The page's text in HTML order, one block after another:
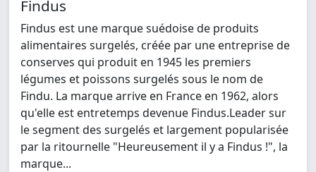
Findus
Findus est une marque suédoise de produits
alimentaires surgelés, créée par une entreprise de
conserves qui produit en 1945 les premiers
légumes et poissons surgelés sous le nom de
Findu. La marque arrive en France en 1962, alors
qu'elle est entretemps devenue Findus.Leader sur
le segment des surgelés et largement popularisée
par la ritournelle "Heureusement il y a Findus !", la
marque...